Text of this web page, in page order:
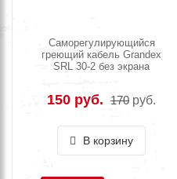
Саморегулирующийся
греющий кабель Grandex
SRL 30-2 без экрана
150 руб. 170 руб.
В корзину